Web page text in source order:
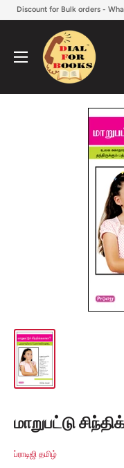
Discount for Bulk orders -
Dialforbooks
மாறுபட்டு
ப்ராடிஜி தமிழ்